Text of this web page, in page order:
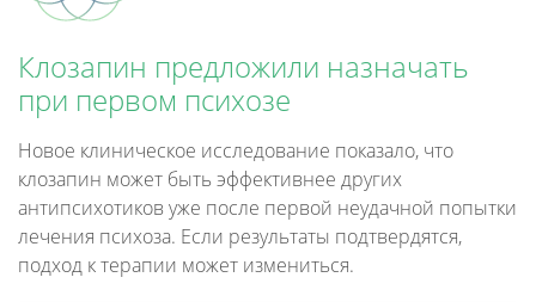
Клозапин предложили назначать
при первом психозе
Новое клиническое исследование показало, что
клозапин может быть эффективнее других
антипсихотиков уже после первой неудачной попытки
лечения психоза. Если результаты подтвердятся,
подход к терапии может измениться.